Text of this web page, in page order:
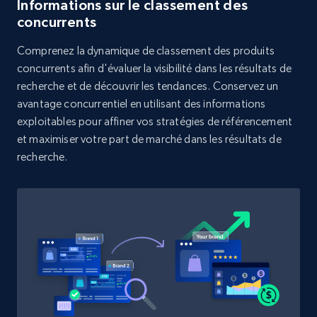
Rating, Reviews count, Initial price, Discount,
and more.
1.3K+ 176+ Commencer
Target - Discover products by category url
URL, Product id, Title, Product description,
and more.
Commencer
Target - Discover products by specified
UPC
Informations sur le classement des
concurrents
Comprenez la dynamique de classement des produits
concurrents afin d'évaluer la visibilité dans les résultats de
recherche et de découvrir les tendances. Conservez un
avantage concurrentiel en utilisant des informations
exploitables pour affiner vos stratégies de référencement
et maximiser votre part de marché dans les résultats de
recherche.